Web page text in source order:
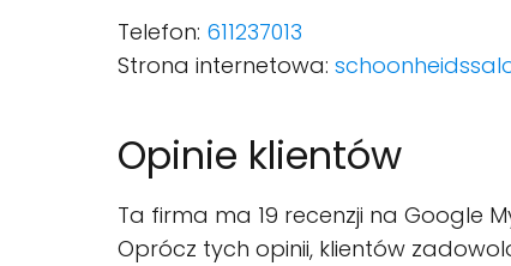
Telefon: 611237013
Strona internetowa:
Opinie klientów
Ta firma ma 19 recenzji na Google
Oprócz tych opinii, klientów